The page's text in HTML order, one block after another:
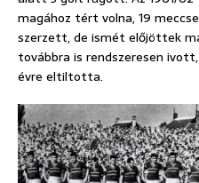
magához tért volna, 19
szerzett, de ismét előjöttek
továbbra is rendszeresen
évre eltiltotta.